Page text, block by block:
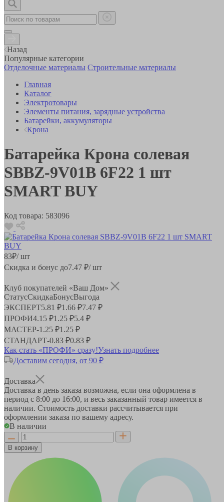
Назад
Популярные категории
Отделочные материалы Строительные материалы
Главная
Каталог
Электротовары
Элементы питания, зарядные устройства
Батарейки, аккумуляторы
Крона
Батарейка Крона солевая
SBBZ-9V01B 6F22 1 шт
SMART BUY
Код товара: 583096
83₽/ шт
Скидка и бонус до7.47 ₽/ шт
Клуб покупателей «Ваш Дом»
СтатусСкидкаБонусВыгода
ЭКСПЕРТ5.81 ₽1.66 ₽7.47 ₽
ПРОФИ4.15 ₽1.25 ₽5.4 ₽
МАСТЕР-1.25 ₽1.25 ₽
СТАНДАРТ-0.83 ₽0.83 ₽
Как стать «ПРОФИ» сразу!Узнать подробнее
Доставим сегодня, от 90 ₽
Доставка
Доставка в день заказа возможна, если она оформлена в
период с 8:00 до 16:00, и весь заказанный товар имеется в
наличии. Стоимость доставки рассчитывается при
оформлении заказа по вашему адресу.
В наличии
В корзину